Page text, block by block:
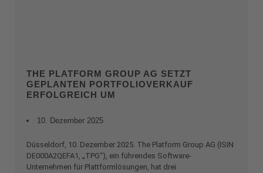
THE PLATFORM GROUP AG SETZT
GEPLANTEN PORTFOLIOVERKAUF
ERFOLGREICH UM
10. Dezember 2025
Düsseldorf, 10. Dezember 2025. The Platform Group AG (ISIN
DE000A2QEFA1, „TPG“), ein führendes Software-
Unternehmen für Plattformlösungen, hat drei